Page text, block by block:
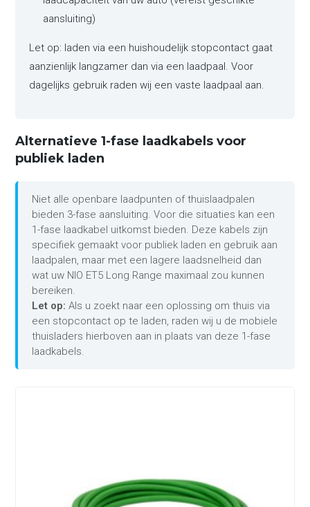
aansluiting)
Let op: laden via een huishoudelijk stopcontact gaat
aanzienlijk langzamer dan via een laadpaal. Voor
dagelijks gebruik raden wij een vaste laadpaal aan.
Alternatieve 1-fase laadkabels voor
publiek laden
Niet alle openbare laadpunten of thuislaadpalen
bieden 3-fase aansluiting. Voor die situaties kan een
1-fase laadkabel uitkomst bieden. Deze kabels zijn
specifiek gemaakt voor publiek laden en gebruik aan
laadpalen, maar met een lagere laadsnelheid dan
wat uw NIO ET5 Long Range maximaal zou kunnen
bereiken.
Let op: Als u zoekt naar een oplossing om thuis via
een stopcontact op te laden, raden wij u de mobiele
thuisladers hierboven aan in plaats van deze 1-fase
laadkabels.